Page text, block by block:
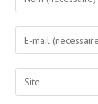
your
name
comment
Enter
your
email
address
Saisir
l’URL